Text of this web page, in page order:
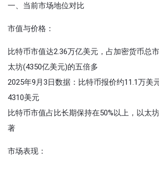
一、当前市场地位对比
市值与价格‌：
比特币市值达2.36万亿美元，占加密货币总
太坊(4350亿美元)的五倍多
2025年9月3日数据：比特币报价约11.1万美
4310美元
比特币市值占比长期保持在50%以上，以太
著
市场表现‌：